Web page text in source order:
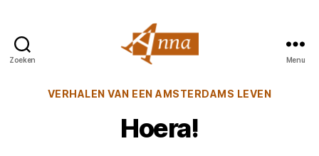
Zoeken
van
Menu
Categorieën
VERHALEN VAN EEN AMSTERDAMS LEVEN
Hoera!